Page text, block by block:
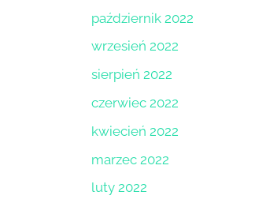
październik 2022
wrzesień 2022
sierpień 2022
czerwiec 2022
kwiecień 2022
marzec 2022
luty 2022